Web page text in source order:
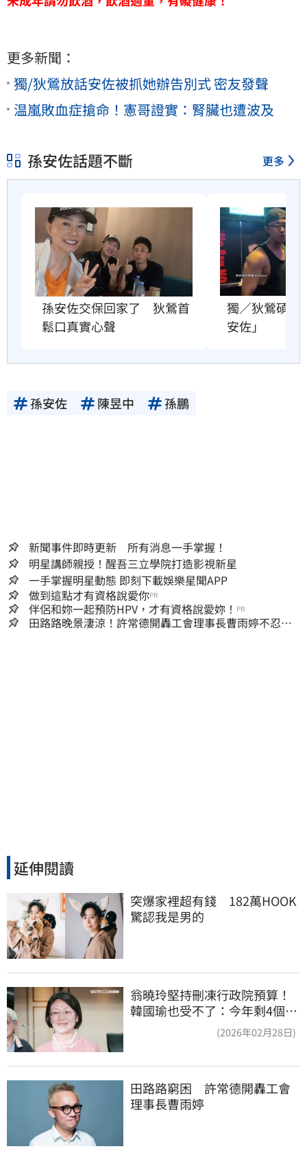
更多新聞：
獨/狄鶯放話安佐被抓她辦告別式 密友發聲
温嵐敗血症搶命！憲哥證實：腎臟也遭波及
孫安佐話題不斷 更多
孫安佐交保回家了　狄鶯首
鬆口真實心聲
獨／狄鶯碩士
安佐」
孫安佐 陳昱中 孫鵬
新聞事件即時更新 所有消息一手掌握！
明星講師親授！醒吾三立學院打造影視新星
一手掌握明星動態 即刻下載娛樂星聞APP
做到這點才有資格說愛你PR
伴侶和妳一起預防HPV，才有資格說愛妳！ PR
田路路晚景淒涼！許常德開轟工會理事長曹雨婷不忍
延伸閱讀
突爆家裡超有錢　182萬HOOK
驚認我是男的
翁曉玲堅持刪凍行政院預算！
韓國瑜也受不了：今年剩4個月
(2026年02月28日)
田路路窮困　許常德開轟工會
理事長曹雨婷